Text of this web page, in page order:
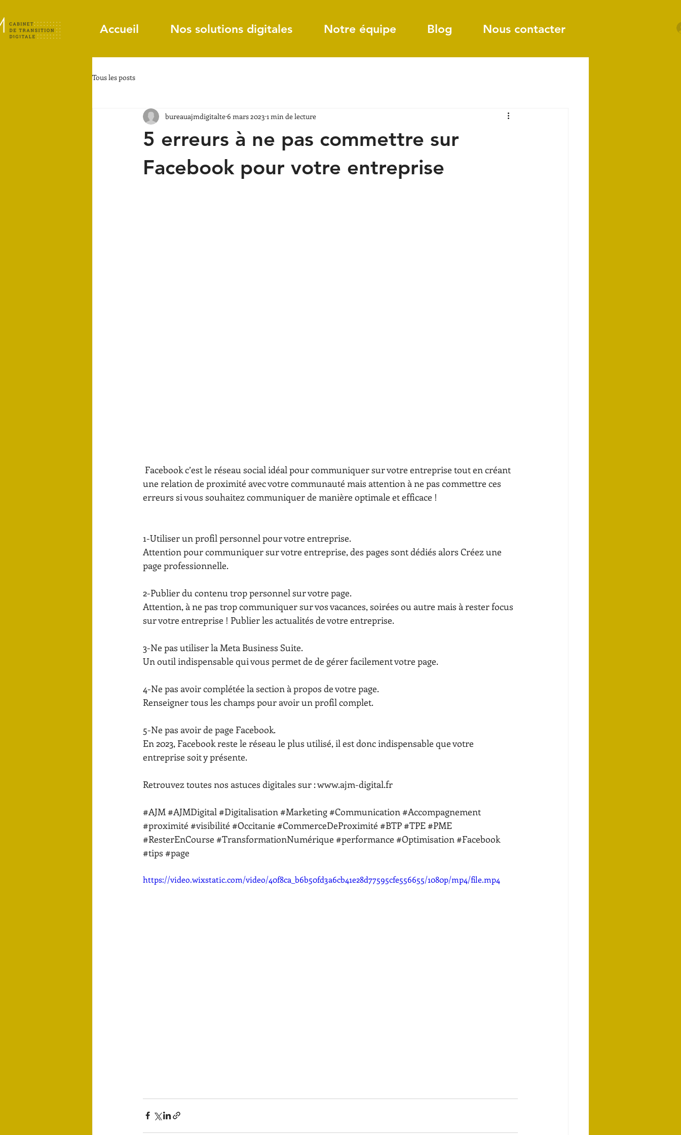
Accueil Nos solutions digitales Notre équipe Blog Nous contacter
Tous les posts
5 erreurs à ne pas commettre sur
Facebook pour votre entreprise
bureauajmdigitalte6 mars 2023 1 min de lecture
une relation de proximité avec votre communauté mais attention à ne pas commettre ces
erreurs si vous souhaitez communiquer de manière optimale et efficace !
1-Utiliser un profil personnel pour votre entreprise.
Attention pour communiquer sur votre entreprise, des pages sont dédiés alors Créez une
page professionnelle.
2-Publier du contenu trop personnel sur votre page.
Attention, à ne pas trop communiquer sur vos vacances, soirées ou autre mais à rester focus
sur votre entreprise ! Publier les actualités de votre entreprise.
3-Ne pas utiliser la Meta Business Suite.
Un outil indispensable qui vous permet de de gérer facilement votre page.
4-Ne pas avoir complétée la section à propos de votre page.
Renseigner tous les champs pour avoir un profil complet.
5-Ne pas avoir de page Facebook.
En 2023, Facebook reste le réseau le plus utilisé, il est donc indispensable que votre
entreprise soit y présente.
Retrouvez toutes nos astuces digitales sur : www.ajm-digital.fr
#AJM#AJMDigital#Digitalisation#Marketing#Communication#Accompagnement
#proximité #visibilité #Occitanie #CommerceDeProximité #BTP#TPE#PME
#ResterEnCourse #TransformationNumérique #performance #Optimisation#Facebook
#tips #page
https://video.wixstatic.com/video/40f8ca_b6b50fd3a6cb41e28d77595cfe556655/1080p/mp4/file.mp4